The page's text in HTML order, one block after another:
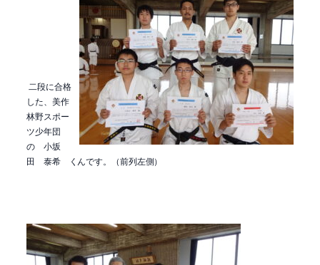
二段に合格
した、美作
林野スポー
ツ少年団
の 小坂
田 泰希 くんです。（前列左側）